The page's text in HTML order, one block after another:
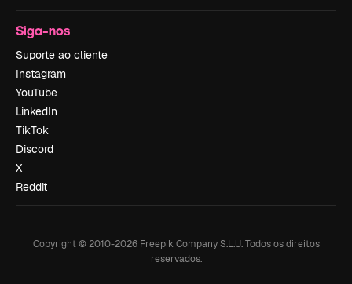
Siga-nos
Suporte ao cliente
Instagram
YouTube
LinkedIn
TikTok
Discord
X
Reddit
Copyright © 2010-2026Freepik Company S.L.U. Todos os direitos
reservados.